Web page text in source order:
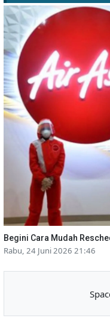
Begini Cara Mudah
Rabu, 24 Juni 2026 21:46